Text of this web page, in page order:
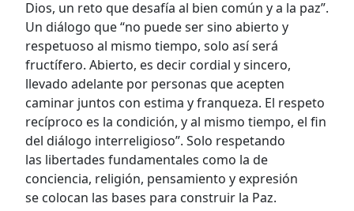
Dios, un reto que desafía al bien común y a la paz”.
Un diálogo que “no puede ser sino abierto y
respetuoso al mismo tiempo, solo así será
fructífero. Abierto, es decir cordial y sincero,
llevado adelante por personas que acepten
caminar juntos con estima y franqueza. El respeto
recíproco es la condición, y al mismo tiempo, el fin
del diálogo interreligioso”. Solo respetando
las libertades fundamentales como la de
conciencia, religión, pensamiento y expresión
se colocan las bases para construir la Paz.